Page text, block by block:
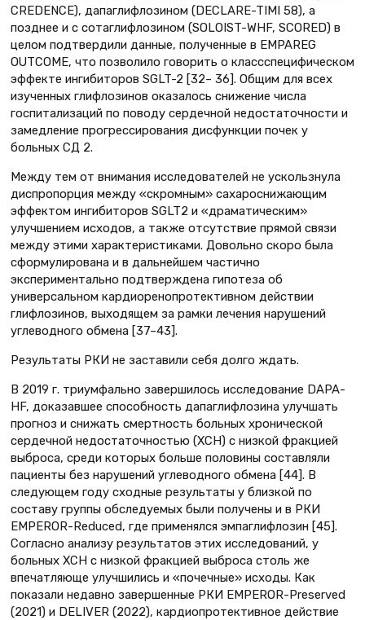
CREDENCE), дапаглифлозином (DECLARE-TIMI 58), а
позднее и с сотаглифлозином (SOLOIST-WHF, SCORED) в
целом подтвердили данные, полученные в EMPAREG
OUTCOME, что позволило говорить о классспецифическом
эффекте ингибиторов SGLT-2 [32– 36]. Общим для всех
изученных глифлозинов оказалось снижение числа
госпитализаций по поводу сердечной недостаточности и
замедление прогрессирования дисфункции почек у
больных СД 2.
Между тем от внимания исследователей не ускользнула
диспропорция между «скромным» сахароснижающим
эффектом ингибиторов SGLT2 и «драматическим»
улучшением исходов, а также отсутствие прямой связи
между этими характеристиками. Довольно скоро была
сформулирована и в дальнейшем частично
экспериментально подтверждена гипотеза об
универсальном кардиоренопротективном действии
глифлозинов, выходящем за рамки лечения нарушений
углеводного обмена [37–43].
Результаты РКИ не заставили себя долго ждать.
В 2019 г. триумфально завершилось исследование DAPA-
HF, доказавшее способность дапаглифлозина улучшать
прогноз и снижать смертность больных хронической
сердечной недостаточностью (ХСН) с низкой фракцией
выброса, среди которых больше половины составляли
пациенты без нарушений углеводного обмена [44]. В
следующем году сходные результаты у близкой по
составу группы обследуемых были получены и в РКИ
EMPEROR-Reduced, где применялся эмпаглифлозин [45].
Согласно анализу результатов этих исследований, у
больных ХСН с низкой фракцией выброса столь же
впечатляюще улучшились и «почечные» исходы. Как
показали недавно завершенные РКИ EMPEROR-Preserved
(2021) и DELIVER (2022), кардиопротективное действие